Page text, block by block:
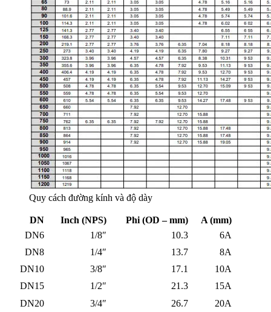
Quy cách đường kính và độ dày
DN Inch (NPS) Phi (OD – mm)
A (mm)
DN6
1/8″ 10.3
6A
DN8
1/4″ 13.7
8A
DN10
3/8″ 17.1
10A
DN15
1/2″ 21.3
15A
DN20
3/4″ 26.7
20A